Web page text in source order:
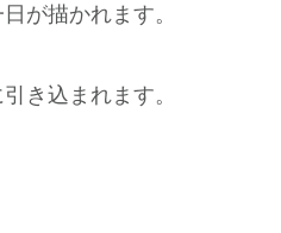
が描かれます。
き込まれます。